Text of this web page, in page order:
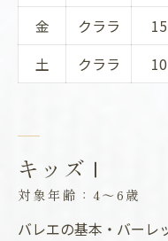
金
クララ
土
クララ
キッズⅠ
対象年齢：4～6歳
バレエの基本・バーレ